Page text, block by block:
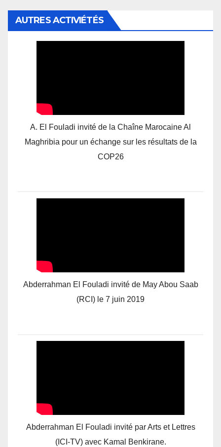
AUTRES ACTIVIÉTÉS
A. El Fouladi invité de la Chaîne Marocaine Al
Maghribia pour un échange sur les résultats de la
COP26
Abderrahman El Fouladi invité de May Abou Saab
(RCI) le 7 juin 2019
Abderrahman El Fouladi invité par Arts et Lettres
(ICI-TV) avec Kamal Benkirane.